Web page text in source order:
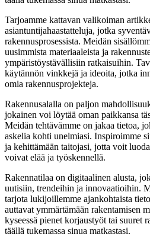
Tarjoamme kattavan valikoiman
asiantuntijahaastatteluja, jotka
rakennusprosessista. Meidän
uusimmista materiaaleista ja
ympäristöystävällisiin ratkaisuihin.
käytännön vinkkejä ja ideoita, jotka
omia rakennusprojekteja.
Rakennusalalla on paljon
jokainen voi löytää oman paikkansa
Meidän tehtävämme on jakaa tietoa,
askelia kohti unelmiasi. Inspiroimme
ja kehittämään taitojasi, jotta voit
voivat elää ja työskennellä.
Rakennatilaa on digitaalinen alusta,
uutisiin, trendeihin ja innovaatioihin.
tarjota lukijoillemme ajankohtaista
auttavat ymmärtämään rakentamisen
kyseessä pienet korjaustyöt tai suuret
täällä tukemassa sinua matkastasi.